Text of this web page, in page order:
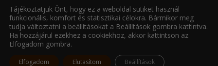
Cookie kezelési tájékoztató
© KincsesHáz - 2022
Tájékoztatjuk Önt, hogy ez a weboldal sütiket használ
funkcionális, komfort és statisztikai célokra. Bármikor meg
tudja változtatni a beállításokat a Beállítások gombra kattintva.
Ha hozzájárul ezekhez a cookiekhoz, akkor kattintson az
Elfogadom gombra.
Elfogadom Elutasítom Beállítások